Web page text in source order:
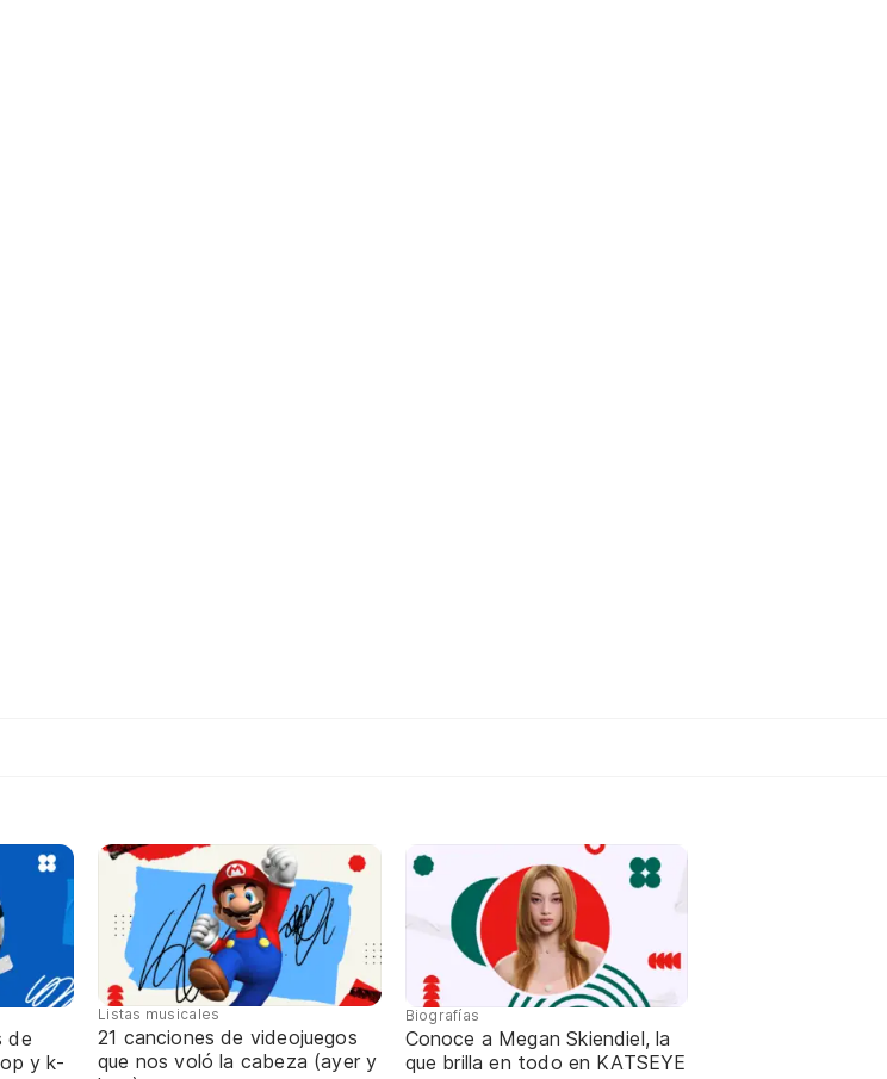
de
y k-
Listas musicales
21 canciones de videojuegos
que nos voló la cabeza (ayer y
Biografías
Conoce a Megan Skiendiel, la
que brilla en todo en KATSEYE